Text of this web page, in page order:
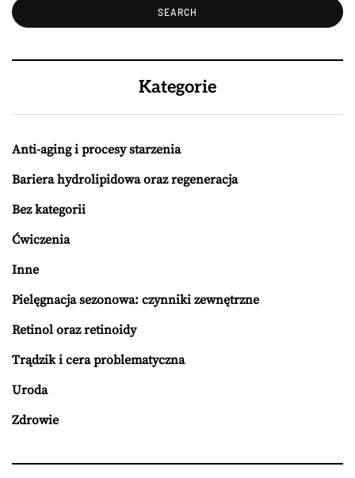
Kategorie
Anti-aging i procesy starzenia
Bariera hydrolipidowa oraz regeneracja
Bez kategorii
Ćwiczenia
Inne
Pielęgnacja sezonowa: czynniki zewnętrzne
Retinol oraz retinoidy
Trądzik i cera problematyczna
Uroda
Zdrowie